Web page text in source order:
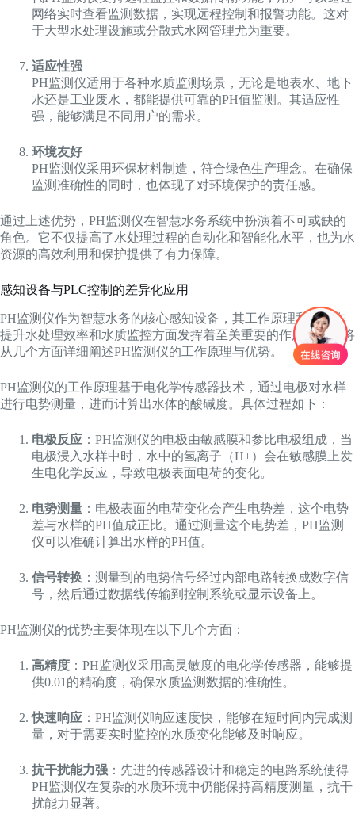
网络实时查看监测数据，实现远程控制和报警功能。这对
于大型水处理设施或分散式水网管理尤为重要。
适应性强
PH监测仪适用于各种水质监测场景，无论是地表水、地下
水还是工业废水，都能提供可靠的PH值监测。其适应性
强，能够满足不同用户的需求。
环境友好
PH监测仪采用环保材料制造，符合绿色生产理念。在确保
监测准确性的同时，也体现了对环境保护的责任感。
通过上述优势，PH监测仪在智慧水务系统中扮演着不可或缺的
角色。它不仅提高了水处理过程的自动化和智能化水平，也为水
资源的高效利用和保护提供了有力保障。
感知设备与PLC控制的差异化应用
PH监测仪作为智慧水务的核心感知设备，其工作原理和优势在
提升水处理效率和水质监控方面发挥着至关重要的作用。以下将
从几个方面详细阐述PH监测仪的工作原理与优势。
PH监测仪的工作原理基于电化学传感器技术，通过电极对水样
进行电势测量，进而计算出水体的酸碱度。具体过程如下：
电极反应 ：PH监测仪的电极由敏感膜和参比电极组成，当
电极浸入水样中时，水中的氢离子（H+）会在敏感膜上发
生电化学反应，导致电极表面电荷的变化。
电势测量 ：电极表面的电荷变化会产生电势差，这个电势
差与水样的PH值成正比。通过测量这个电势差，PH监测
仪可以准确计算出水样的PH值。
信号转换 ：测量到的电势信号经过内部电路转换成数字信
号，然后通过数据线传输到控制系统或显示设备上。
PH监测仪的优势主要体现在以下几个方面：
高精度 ：PH监测仪采用高灵敏度的电化学传感器，能够提
供0.01的精确度，确保水质监测数据的准确性。
快速响应 ：PH监测仪响应速度快，能够在短时间内完成测
量，对于需要实时监控的水质变化能够及时响应。
抗干扰能力强 ：先进的传感器设计和稳定的电路系统使得
PH监测仪在复杂的水质环境中仍能保持高精度测量，抗干
扰能力显著。